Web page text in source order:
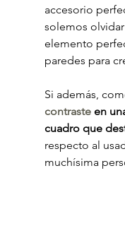
accesorio
solemos
elemento
paredes para
Si además,
contraste en
cuadro que
respecto al
muchísima